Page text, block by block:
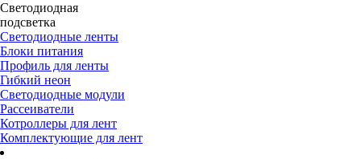
Светодиодная
подсветка
Светодиодные ленты
Блоки питания
Профиль для ленты
Гибкий неон
Светодиодные модули
Рассеиватели
Котроллеры для лент
Комплектующие для лент